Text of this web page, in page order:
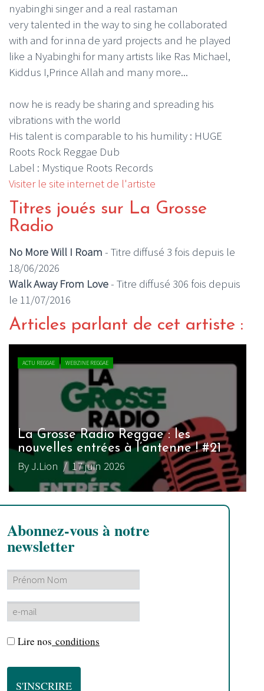
nyabinghi singer and a real rastaman
very talented in the way to sing he collaborated
with and for inna de yard projects and he played
like a Nyabinghi for many artists like Ras Michael,
Kiddus I,Prince Allah and many more...
now he is ready be sharing and spreading his
vibrations with the world
His talent is comparable to his humility : HUGE
Roots Rock Reggae Dub
Label : Mystique Roots Records
Visiter le site internet de l'artiste
Titres joués sur La Grosse
Radio
No More Will I Roam - Titre diffusé 3 fois depuis le
18/06/2026
Walk Away From Love- Titre diffusé 306 fois depuis
le 11/07/2016
Articles parlant de cet artiste :
ACTU REGGAE WEBZINE REGGAE
La Grosse Radio Reggae : les
nouvelles entrées à l’antenne ! #21
By J.Lion / 17 juin 2026
Abonnez-vous à notre
newsletter
Lire nos conditions